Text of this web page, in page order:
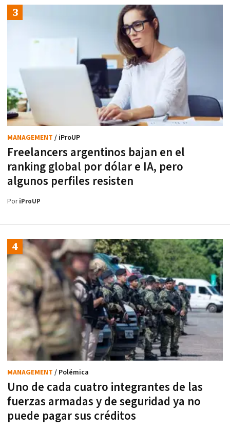
Freelancers argentinos bajan en el
ranking global por dólar e IA, pero
algunos perfiles resisten
MANAGEMENT / iProUP
PoriProUP
Uno de cada cuatro integrantes de las
fuerzas armadas y de seguridad ya no
puede pagar sus créditos
MANAGEMENT / Polémica